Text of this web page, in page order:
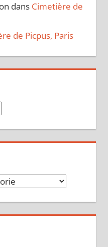
dans Cimetière de
de Picpus, Paris